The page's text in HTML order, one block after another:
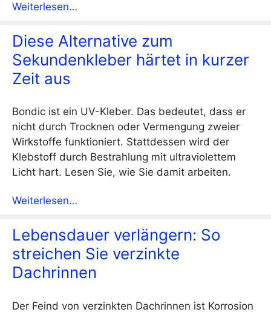
Weiterlesen…
Diese Alternative zum
Sekundenkleber härtet in kurzer
Zeit aus
Bondic ist ein UV-Kleber. Das bedeutet, dass er
nicht durch Trocknen oder Vermengung zweier
Wirkstoffe funktioniert. Stattdessen wird der
Klebstoff durch Bestrahlung mit ultraviolettem
Licht hart. Lesen Sie, wie Sie damit arbeiten.
Weiterlesen…
Lebensdauer verlängern: So
streichen Sie verzinkte
Dachrinnen
Der Feind von verzinkten Dachrinnen ist Korrosion